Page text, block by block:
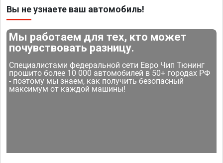
Вы не узнаете ваш автомобиль!
Мы работаем для тех, кто может
почувствовать разницу.
Специалистами федеральной сети Евро Чип Тюнинг
прошито более 10 000 автомобилей в 50+ городах РФ
- поэтому мы знаем, как получить безопасный
максимум от каждой машины!